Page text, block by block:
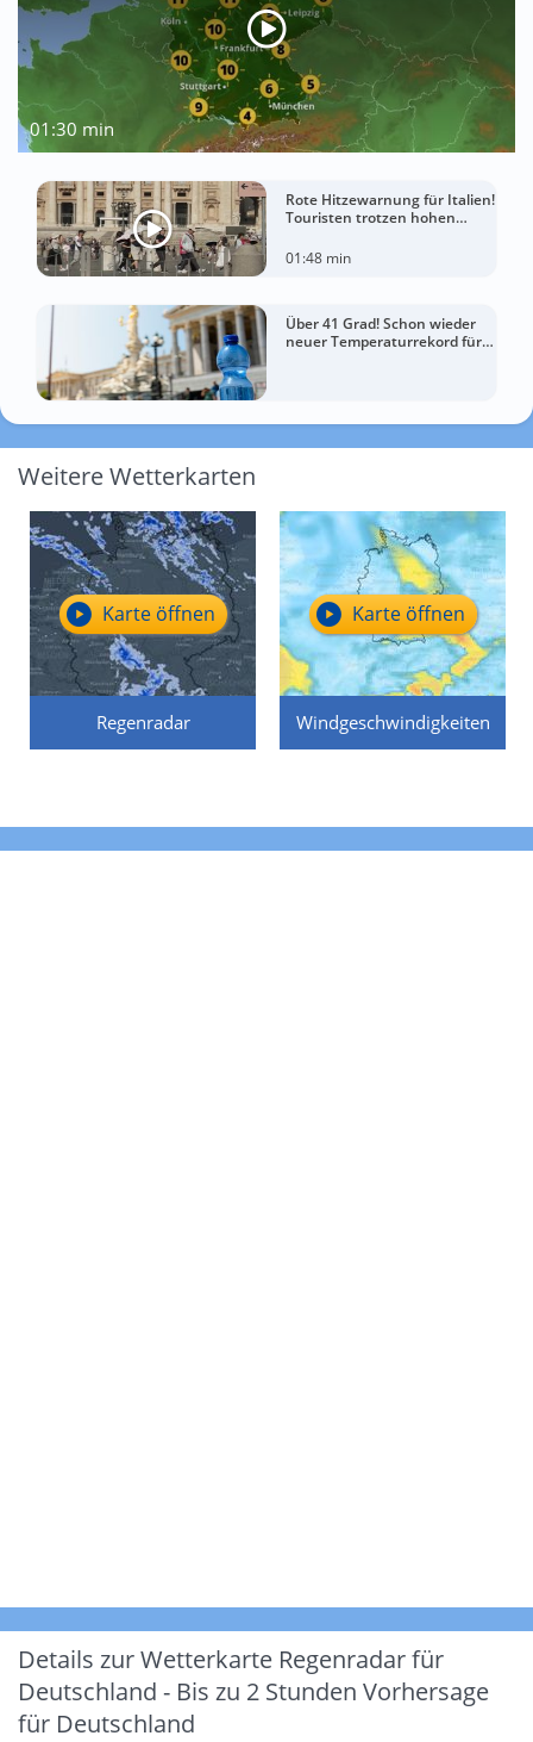
01:30 min
Rote Hitzewarnung für Italien!
Touristen trotzen hohen
01:48 min
Über 41 Grad! Schon wieder
neuer Temperaturrekord für
Weitere Wetterkarten
Regenradar
Karte öffnen
Windgeschwindigkeiten
Karte öffnen
Details zur Wetterkarte Regenradar für
Deutschland - Bis zu 2 Stunden Vorhersage
für Deutschland